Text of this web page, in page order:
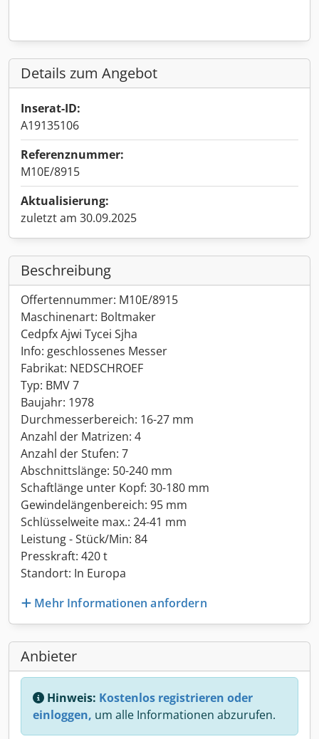
Details zum Angebot
Inserat-ID:
A19135106
Referenznummer:
M10E/8915
Aktualisierung:
zuletzt am 30.09.2025
Beschreibung
Offertennummer: M10E/8915
Maschinenart: Boltmaker
Cedpfx Ajwi Tycei Sjha
Info: geschlossenes Messer
Fabrikat: NEDSCHROEF
Typ: BMV 7
Baujahr: 1978
Durchmesserbereich: 16-27 mm
Anzahl der Matrizen: 4
Anzahl der Stufen: 7
Abschnittslänge: 50-240 mm
Schaftlänge unter Kopf: 30-180 mm
Gewindelängenbereich: 95 mm
Schlüsselweite max.: 24-41 mm
Leistung - Stück/Min: 84
Presskraft: 420 t
Standort: In Europa
Mehr Informationen anfordern
Anbieter
Hinweis: Kostenlos registrieren oder
einloggen, um alle Informationen abzurufen.